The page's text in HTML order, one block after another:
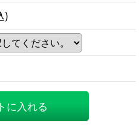
)
に入れる